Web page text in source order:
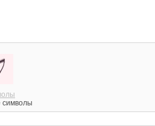
символы